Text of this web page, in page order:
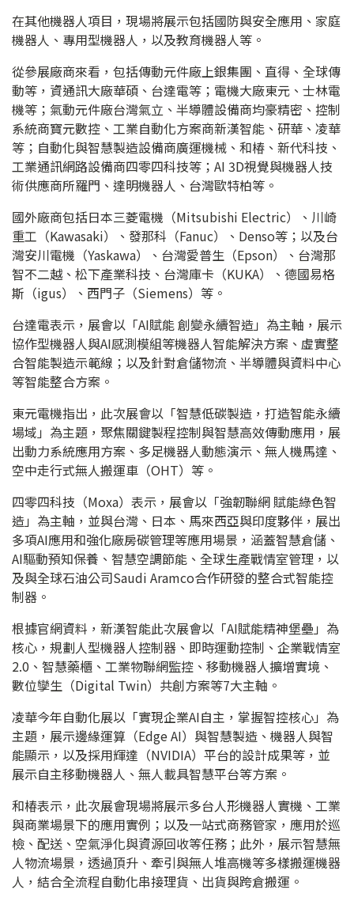
在其他機器人項目，現場將展示包括國防與安全應用、家庭
機器人、專用型機器人，以及教育機器人等。
從參展廠商來看，包括傳動元件廠上銀集團、直得、全球傳
動等，資通訊大廠華碩、台達電等；電機大廠東元、士林電
機等；氣動元件廠台灣氣立、半導體設備商均豪精密、控制
系統商寶元數控、工業自動化方案商新漢智能、研華、凌華
等；自動化與智慧製造設備商廣運機械、和椿、新代科技、
工業通訊網路設備商四零四科技等；AI 3D視覺與機器人技
術供應商所羅門、達明機器人、台灣歐特柏等。
國外廠商包括日本三菱電機（Mitsubishi Electric）、川崎
重工（Kawasaki）、發那科（Fanuc）、Denso等；以及台
灣安川電機（Yaskawa）、台灣愛普生（Epson）、台灣那
智不二越、松下產業科技、台灣庫卡（KUKA）、德國易格
斯（igus）、西門子（Siemens）等。
台達電表示，展會以「AI賦能 創變永續智造」為主軸，展示
協作型機器人與AI感測模組等機器人智能解決方案、虛實整
合智能製造示範線；以及針對倉儲物流、半導體與資料中心
等智能整合方案。
東元電機指出，此次展會以「智慧低碳製造，打造智能永續
場域」為主題，聚焦關鍵製程控制與智慧高效傳動應用，展
出動力系統應用方案、多足機器人動態演示、無人機馬達、
空中走行式無人搬運車（OHT）等。
四零四科技（Moxa）表示，展會以「強韌聯網 賦能綠色智
造」為主軸，並與台灣、日本、馬來西亞與印度夥伴，展出
多項AI應用和強化廠房碳管理等應用場景，涵蓋智慧倉儲、
AI驅動預知保養、智慧空調節能、全球生產戰情室管理，以
及與全球石油公司Saudi Aramco合作研發的整合式智能控
制器。
根據官網資料，新漢智能此次展會以「AI賦能精神堡壘」為
核心，規劃人型機器人控制器、即時運動控制、企業戰情室
2.0、智慧藥櫃、工業物聯網監控、移動機器人擴增實境、
數位孿生（Digital Twin）共創方案等7大主軸。
凌華今年自動化展以「實現企業AI自主，掌握智控核心」為
主題，展示邊緣運算（Edge AI）與智慧製造、機器人與智
能顯示，以及採用輝達（NVIDIA）平台的設計成果等，並
展示自主移動機器人、無人載具智慧平台等方案。
和椿表示，此次展會現場將展示多台人形機器人實機、工業
與商業場景下的應用實例；以及一站式商務管家，應用於巡
檢、配送、空氣淨化與資源回收等任務；此外，展示智慧無
人物流場景，透過頂升、牽引與無人堆高機等多樣搬運機器
人，結合全流程自動化串接理貨、出貨與跨倉搬運。